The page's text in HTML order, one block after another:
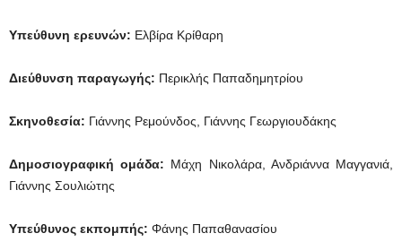
Υπεύθυνη ερευνών: Ελβίρα Κρίθαρη
Διεύθυνση παραγωγής: Περικλής Παπαδημητρίου
Σκηνοθεσία: Γιάννης Ρεμούνδος, Γιάννης Γεωργιουδάκης
Δημοσιογραφική ομάδα: Μάχη Νικολάρα, Ανδριάννα Μαγγανιά,
Γιάννης Σουλιώτης
Υπεύθυνος εκπομπής: Φάνης Παπαθανασίου